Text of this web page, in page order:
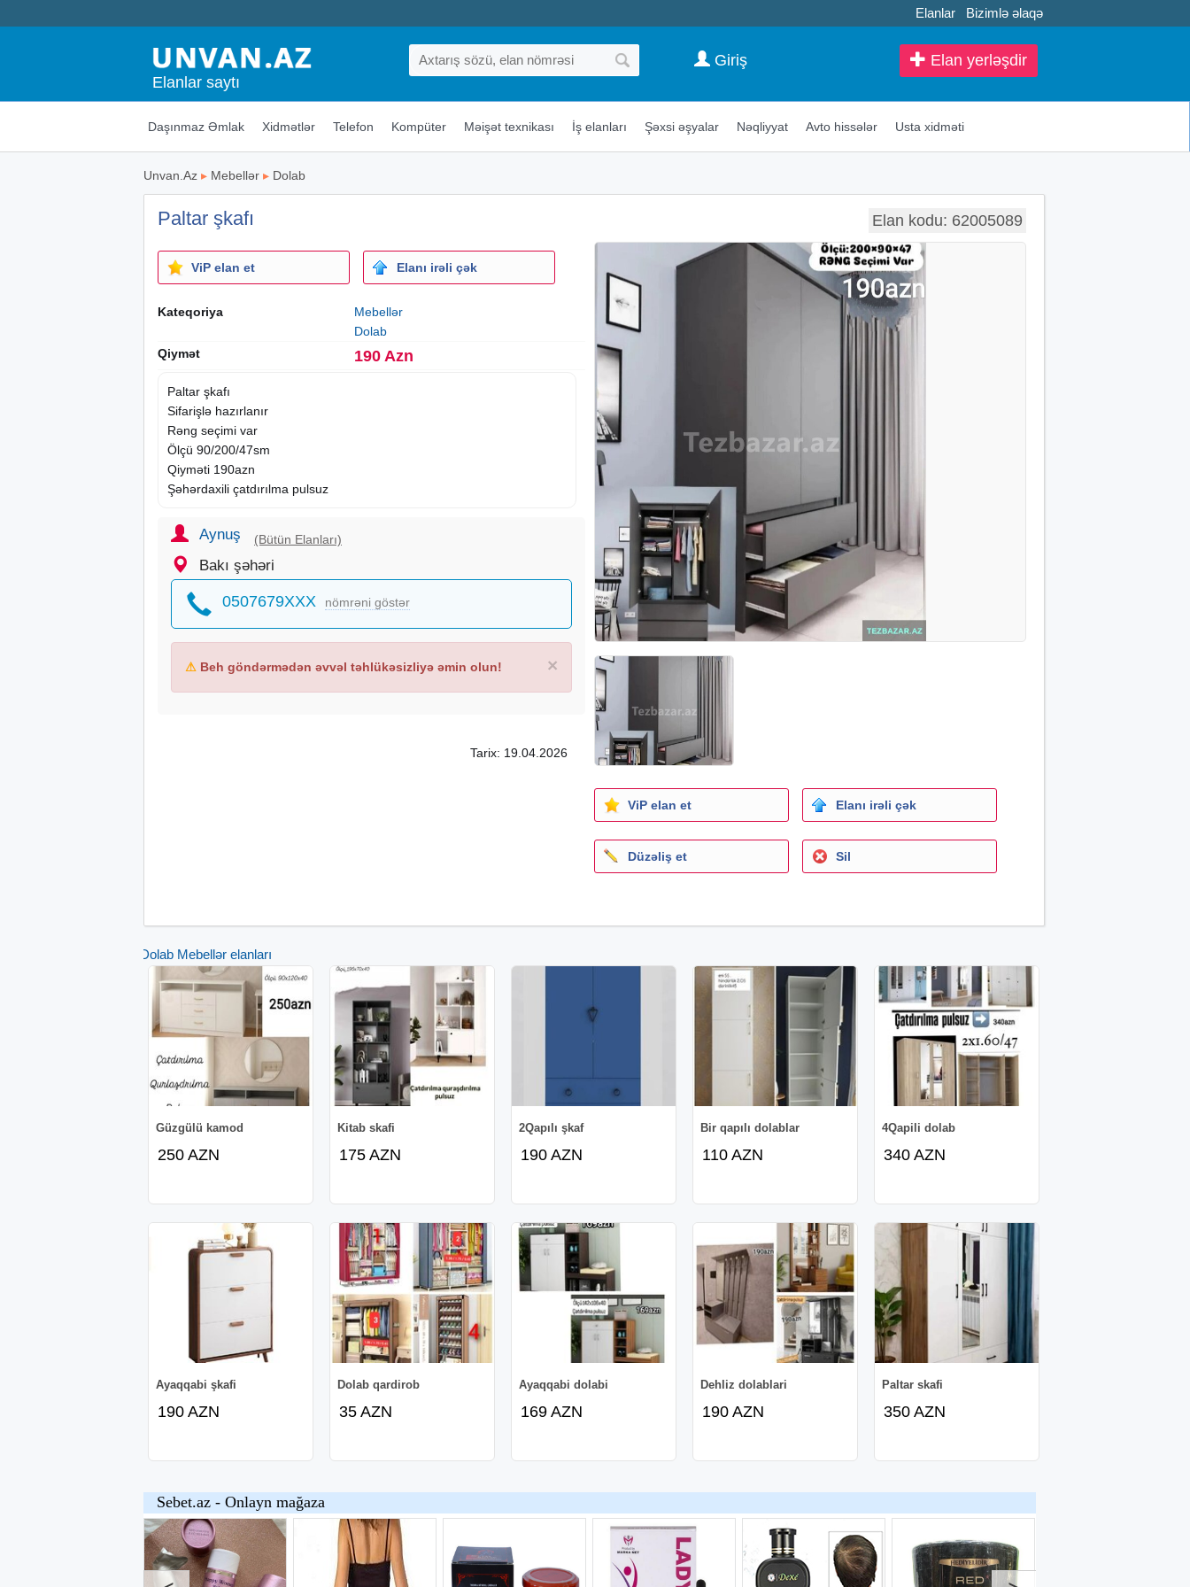
Elanlar Bizimlə əlaqə
Elanlar saytı
Elan yerləşdir
Giriş
Daşınmaz Əmlak Xidmətlər Telefon Kompüter Məişət texnikası İş elanları Şəxsi əşyalar Nəqliyyat Avto hissələr Usta xidməti
Unvan.Az ▸ Mebellər ▸ Dolab
Paltar şkafı Elan kodu: 62005089
ViP elan et Elanı irəli çək
Kateqoriya
Mebellər
Dolab
Qiymət
190 Azn
Paltar şkafı
Sifarişlə hazırlanır
Rəng seçimi var
Ölçü 90/200/47sm
Qiyməti 190azn
Şəhərdaxili çatdırılma pulsuz
Aynuş (Bütün Elanları)
Bakı şəhəri
0507679XXX nömrəni göstər
×
⚠ Beh göndərmədən əvvəl təhlükəsizliyə əmin olun!
Tarix: 19.04.2026
ViP elan et Elanı irəli çək
Düzəliş et Sil
Dolab Mebellər elanları
Güzgülü kamod
250 AZN
Kitab skafi
175 AZN
2Qapılı şkaf
190 AZN
Bir qapılı dolablar
110 AZN
4Qapili dolab
340 AZN
Ayaqqabi şkafi
190 AZN
Dolab qardirob
35 AZN
Ayaqqabi dolabi
169 AZN
Dehliz dolablari
190 AZN
Paltar skafi
350 AZN